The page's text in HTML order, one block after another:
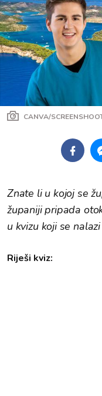
CANVA/
Znate li u kojoj se
županiji pripada
u kvizu koji se
Riješi kviz: